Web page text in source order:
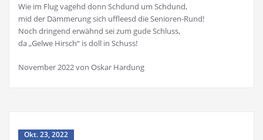
Wie im Flug vagehd donn Schdund um Schdund,
mid der Dämmerung sich uffleesd die Senioren-Rund!
Noch dringend erwähnd sei zum gude Schluss,
da „Gelwe Hirsch“ is doll in Schuss!
November 2022 von Oskar Hardung
Okt. 23, 2022